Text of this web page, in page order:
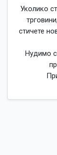
Уколико
стичете
Нудимо